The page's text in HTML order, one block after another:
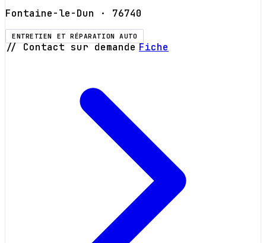
Fontaine-le-Dun · 76740
ENTRETIEN ET RÉPARATION AUTO
// Contact sur demande Fiche